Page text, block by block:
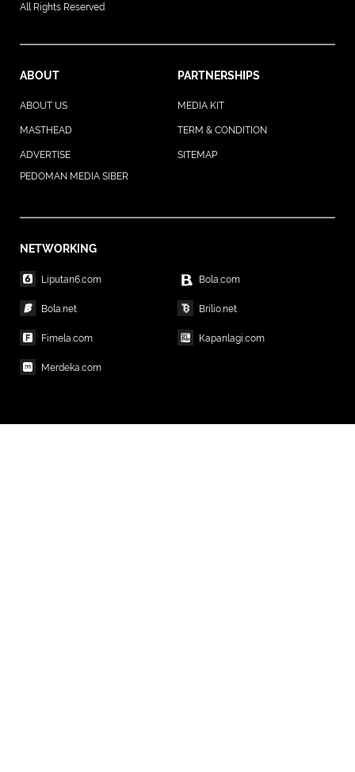
All Rights Reserved
ABOUT PARTNERSHIPS
ABOUT US MEDIA KIT
MASTHEAD TERM & CONDITION
ADVERTISE
SITEMAP
PEDOMAN MEDIA SIBER
NETWORKING
Liputan6.com Bola.com
Bola.net Brilio.net
Fimela.com Kapanlagi.com
Merdeka.com